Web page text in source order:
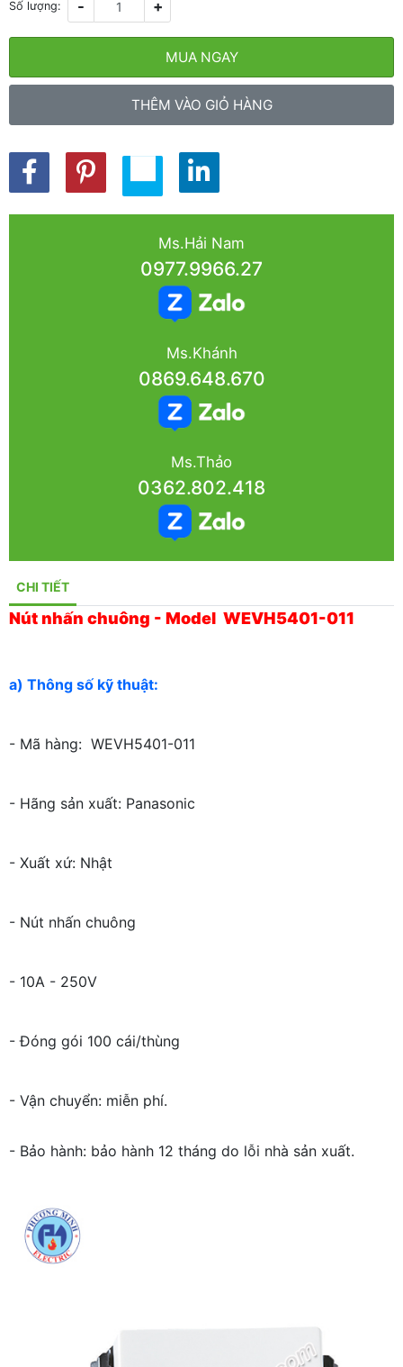
Số lượng: - +
MUA NGAY
THÊM VÀO GIỎ HÀNG
Ms.Hải Nam
0977.9966.27
Ms.Khánh
0869.648.670
Ms.Thảo
0362.802.418
CHI TIẾT
Nút nhấn chuông - Model WEVH5401-011
a) Thông số kỹ thuật:
- Mã hàng: WEVH5401-011
- Hãng sản xuất: Panasonic
- Xuất xứ: Nhật
- Nút nhấn chuông
- 10A - 250V
- Đóng gói 100 cái/thùng
- Vận chuyển: miễn phí.
- Bảo hành: bảo hành 12 tháng do lỗi nhà sản xuất.